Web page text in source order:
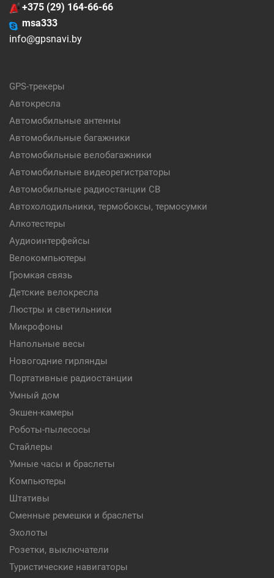
+375 (29) 164-66-66
msa333
info@gpsnavi.by
GPS-трекеры
Автокресла
Автомобильные антенны
Автомобильные багажники
Автомобильные велобагажники
Автомобильные видеорегистраторы
Автомобильные радиостанции CB
Автохолодильники, термобоксы, термосумки
Алкотестеры
Аудиоинтерфейсы
Велокомпьютеры
Громкая связь
Детские велокресла
Люстры и светильники
Микрофоны
Напольные весы
Новогодние гирлянды
Портативные радиостанции
Умный дом
Экшен-камеры
Роботы-пылесосы
Стайлеры
Умные часы и браслеты
Компьютеры
Штативы
Сменные ремешки и браслеты
Эхолоты
Розетки, выключатели
Туристические навигаторы